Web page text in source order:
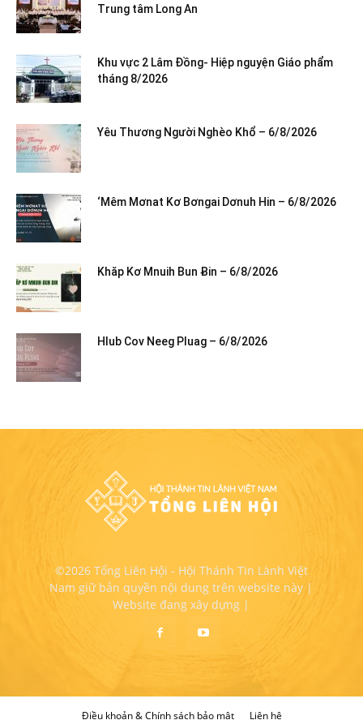
Trung tâm Long An
Khu vực 2 Lâm Đồng- Hiệp nguyện Giáo phẩm
tháng 8/2026
Yêu Thương Người Nghèo Khổ – 6/8/2026
‘Mêm Mơnat Kơ Bơngai Dơnuh Hin – 6/8/2026
Khăp Kơ Mnuih Bun Ƀin – 6/8/2026
Hlub Cov Neeg Pluag – 6/8/2026
©2026 Tổng Liên Hội - Hội Thánh Tin Lành Việt
Nam giữ bản quyền nội dung trên website này |
Website đang xây dựng |
Điều khoản & Chính sách bảo mật Liên hệ